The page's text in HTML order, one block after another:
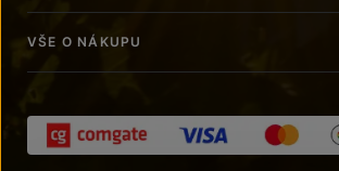
VŠE O NÁKUPU